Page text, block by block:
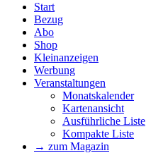
Start
Bezug
Abo
Shop
Kleinanzeigen
Werbung
Veranstaltungen
Monatskalender
Kartenansicht
Ausführliche Liste
Kompakte Liste
→ zum Magazin